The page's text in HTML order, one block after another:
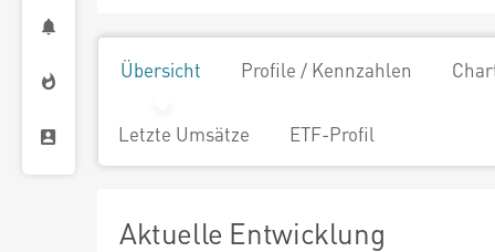
Übersicht Profile / Kennzahlen
Letzte Umsätze ETF-Profil
Aktuelle Entwicklung